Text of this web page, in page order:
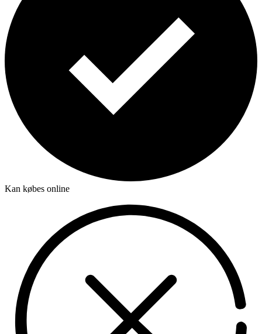
Kan købes online